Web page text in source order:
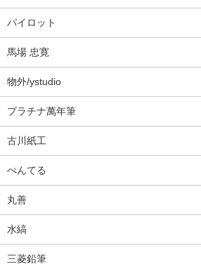
パイロット
馬場 忠寛
物外/ystudio
プラチナ萬年筆
古川紙工
ぺんてる
丸善
水縞
三菱鉛筆